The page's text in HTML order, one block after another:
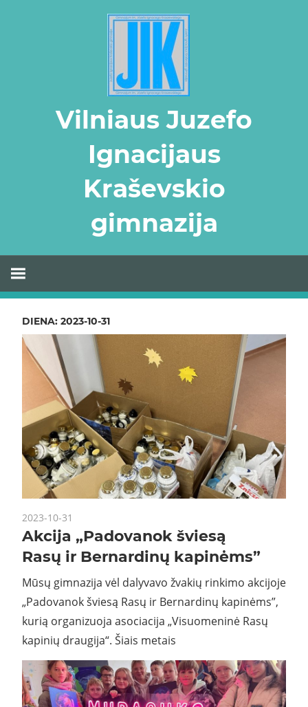
Vilniaus Juzefo
Ignacijaus
Kraševskio
gimnazija
DIENA: 2023-10-31
2023-10-31
Akcija „Padovanok šviesą
Rasų ir Bernardinų kapinėms”
Mūsų gimnazija vėl dalyvavo žvakių rinkimo akcijoje
„Padovanok šviesą Rasų ir Bernardinų kapinėms”,
kurią organizuoja asociacija „Visuomeninė Rasų
kapinių draugija“. Šiais metais